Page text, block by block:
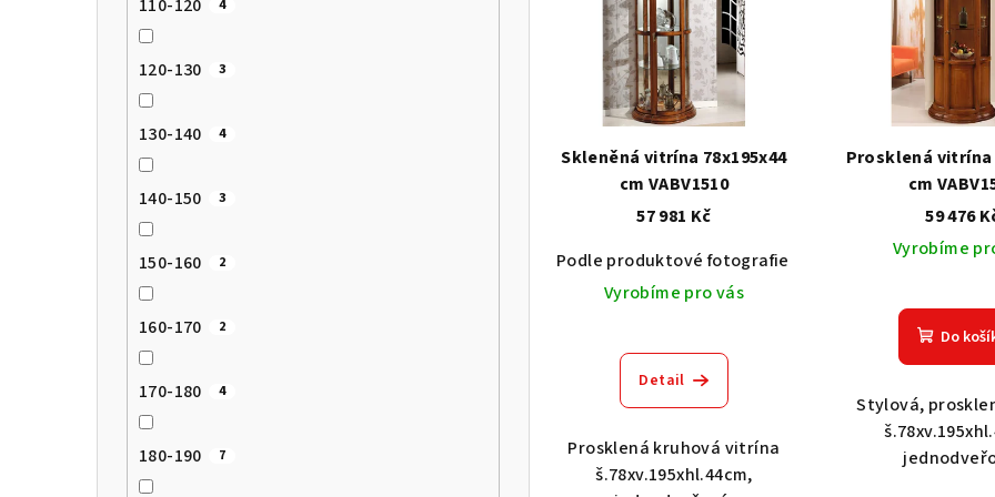
110-120 4
120-130 3
130-140 4
140-150 3
150-160 2
160-170 2
170-180 4
180-190 7
o
u
p
d
ů
Skleněná vitrína 78x195x44
cm VABV1510
57 981 Kč
Podle produktové fotografie
Akát vintage BT1551
Vyrobíme pro vás
Detail
Prosklená kruhová vitrína
š.78xv.195xhl.44cm,
Prosklená vitrína
cm
59 476
Vyrobíme
Do
Stylová,